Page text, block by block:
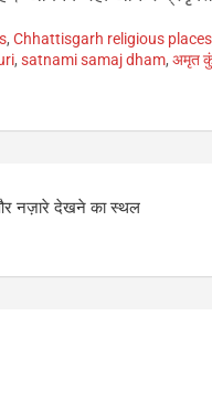
, Chhattisgarh religious places
, satnami samaj dham, अमृत
नज़ारे देखने का स्थल